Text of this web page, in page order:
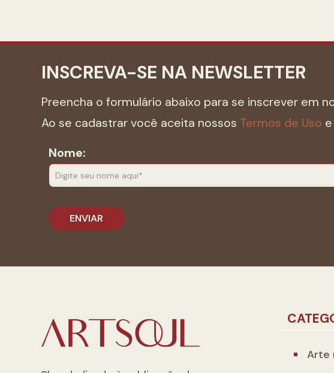
INSCREVA-SE NA NEWSLETTER
Preencha o formulário abaixo para se inscrever em
Ao se cadastrar você aceita nossos Termos de Uso e
Nome:
Arte